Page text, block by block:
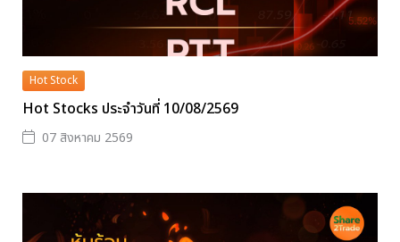
Hot Stock
Hot Stocks ประจำวันที่ 10/08/2569
07 สิงหาคม 2569